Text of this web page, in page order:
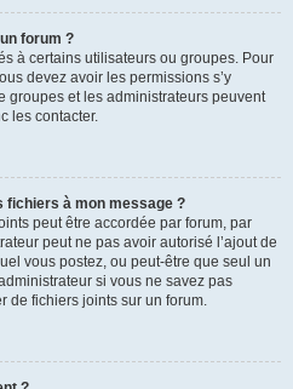
forum ?
à certains utilisateurs ou groupes. Pour
devez avoir les permissions s’y
groupes et les administrateurs peuvent
les contacter.
fichiers à mon message ?
peut être accordée par forum, par
peut ne pas avoir autorisé l’ajout de
vous postez, ou peut-être que seul un
si vous ne savez pas
de fichiers joints sur un forum.